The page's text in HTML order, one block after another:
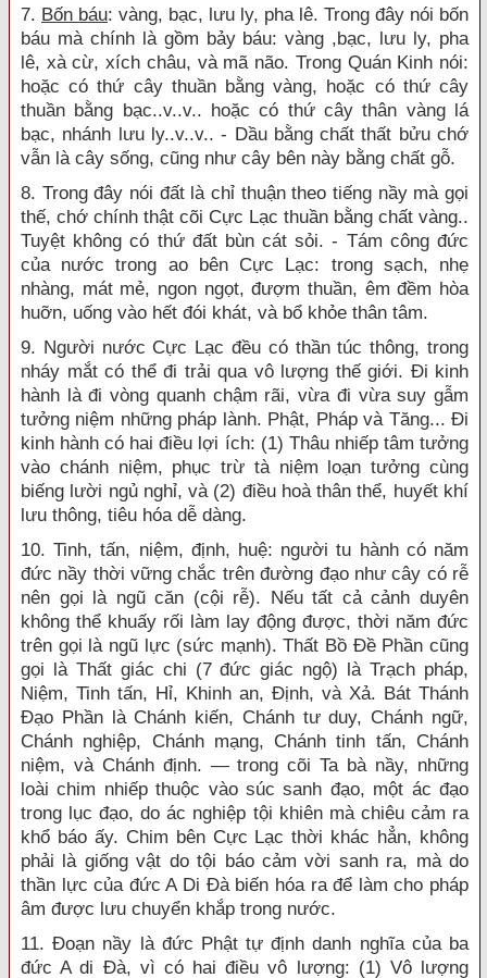
7. Bốn báu: vàng, bạc, lưu ly, pha lê. Trong đây nói bốn
báu mà chính là gồm bảy báu: vàng ,bạc, lưu ly, pha
lê, xà cừ, xích châu, và mã não. Trong Quán Kinh nói:
hoặc có thứ cây thuần bằng vàng, hoặc có thứ cây
thuần bằng bạc..v..v.. hoặc có thứ cây thân vàng lá
bạc, nhánh lưu ly..v..v.. - Dầu bằng chất thất bửu chớ
vẫn là cây sống, cũng như cây bên này bằng chất gỗ.
8. Trong đây nói đất là chỉ thuận theo tiếng nầy mà gọi
thế, chớ chính thật cõi Cực Lạc thuần bằng chất vàng..
Tuyệt không có thứ đất bùn cát sỏi. - Tám công đức
của nước trong ao bên Cực Lạc: trong sạch, nhẹ
nhàng, mát mẻ, ngon ngọt, đượm thuần, êm đềm hòa
huỡn, uống vào hết đói khát, và bổ khỏe thân tâm.
9. Người nước Cực Lạc đều có thần túc thông, trong
nháy mắt có thể đi trải qua vô lượng thế giới. Đi kinh
hành là đi vòng quanh chậm rãi, vừa đi vừa suy gẫm
tưởng niệm những pháp lành. Phật, Pháp và Tăng... Đi
kinh hành có hai điều lợi ích: (1) Thâu nhiếp tâm tưởng
vào chánh niệm, phục trừ tà niệm loạn tưởng cùng
biếng lười ngủ nghỉ, và (2) điều hoà thân thể, huyết khí
lưu thông, tiêu hóa dễ dàng.
10. Tinh, tấn, niệm, định, huệ: người tu hành có năm
đức nầy thời vững chắc trên đường đạo như cây có rễ
nên gọi là ngũ căn (cội rễ). Nếu tất cả cảnh duyên
không thể khuấy rối làm lay động được, thời năm đức
trên gọi là ngũ lực (sức mạnh). Thất Bồ Đề Phần cũng
gọi là Thất giác chi (7 đức giác ngộ) là Trạch pháp,
Niệm, Tinh tấn, Hỉ, Khinh an, Định, và Xả. Bát Thánh
Đạo Phần là Chánh kiến, Chánh tư duy, Chánh ngữ,
Chánh nghiệp, Chánh mạng, Chánh tinh tấn, Chánh
niệm, và Chánh định. — trong cõi Ta bà nầy, những
loài chim nhiếp thuộc vào súc sanh đạo, một ác đạo
trong lục đạo, do ác nghiệp tội khiên mà chiêu cảm ra
khổ báo ấy. Chim bên Cực Lạc thời khác hẳn, không
phải là giống vật do tội báo cảm vời sanh ra, mà do
thần lực của đức A Di Đà biến hóa ra để làm cho pháp
âm được lưu chuyển khắp trong nước.
11. Đoạn nầy là đức Phật tự định danh nghĩa của ba
đức A di Đà, vì có hai điều vô lượng: (1) Vô lượng